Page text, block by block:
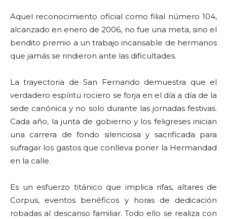
Aquel reconocimiento oficial como filial número 104,
alcanzado en enero de 2006, no fue una meta, sino el
bendito premio a un trabajo incansable de hermanos
que jamás se rindieron ante las dificultades.
La trayectoria de San Fernando demuestra que el
verdadero espíritu rociero se forja en el día a día de la
sede canónica y no solo durante las jornadas festivas.
Cada año, la junta de gobierno y los feligreses inician
una carrera de fondo silenciosa y sacrificada para
sufragar los gastos que conlleva poner la Hermandad
en la calle.
Es un esfuerzo titánico que implica rifas, altares de
Corpus, eventos benéficos y horas de dedicación
robadas al descanso familiar. Todo ello se realiza con